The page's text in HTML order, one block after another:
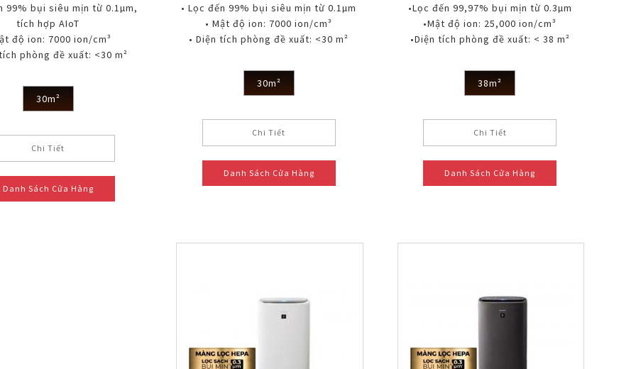
99% bụi siêu mịn từ 0.1µm,
tích hợp AIoT
độ ion: 7000 ion/cm³
phòng đề xuất: <30 m²
30m²
Chi Tiết
Danh Sách Cửa Hàng
• Lọc đến 99% bụi siêu mịn từ 0.1µm
• Mật độ ion: 7000 ion/cm³
• Diện tích phòng đề xuất: <30 m²
30m²
Chi Tiết
Danh Sách Cửa Hàng
•Lọc đến 99,97% bụi mịn từ 0.3µm
•Mật độ ion: 25,000 ion/cm³
•Diện tích phòng đề xuất: < 38 m²
38m²
Chi Tiết
Danh Sách Cửa Hàng